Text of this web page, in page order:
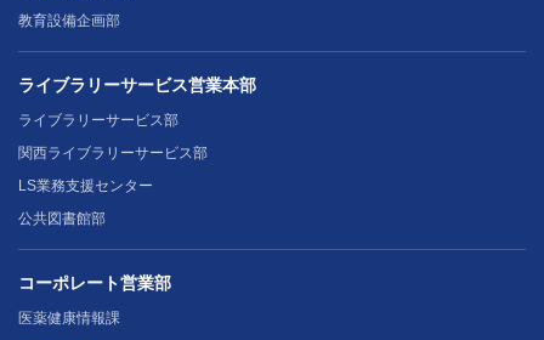
教育設備企画部
ライブラリーサービス営業本部
ライブラリーサービス部
関西ライブラリーサービス部
LS業務支援センター
公共図書館部
コーポレート営業部
医薬健康情報課